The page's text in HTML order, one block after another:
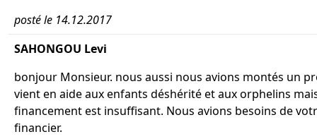
posté le 14.12.2017
SAHONGOU Levi
bonjour Monsieur. nous aussi nous avions montés un
vient en aide aux enfants déshérité et aux orphelins
financement est insuffisant. Nous avions besoins de
financier.